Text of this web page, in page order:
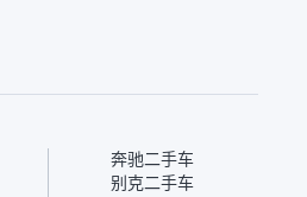
的额外价值。虽然我砍过
瓜子有质保，车子出小毛
维修更有保障。”
奔驰二手车
别克二手车